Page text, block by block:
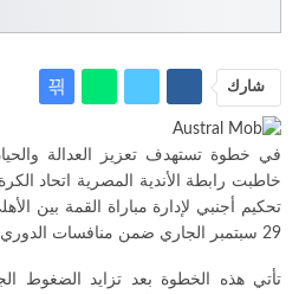
شارك
في خطوة تستهدف تعزيز العدالة
خاطبت رابطة الأندية المصرية اتحاد
تحكيم أجنبي لإدارة مباراة القمة بين
29 سبتمبر الجاري ضمن منافسات الدوري المصري الممتاز.
تأتي هذه الخطوة بعد تزايد الضغوط